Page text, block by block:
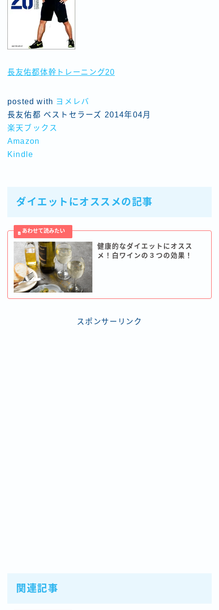
長友佑都体幹トレーニング20
posted with ヨメレバ
長友佑都 ベストセラーズ 2014年04月
楽天ブックス
Amazon
Kindle
ダイエットにオススメの記事
健康的なダイエットにオスス
メ！白ワインの３つの効果！
スポンサーリンク
関連記事